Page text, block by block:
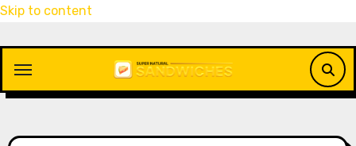
Skip to content